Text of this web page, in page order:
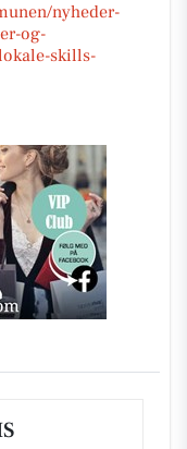
nyheder-
og-
skills-